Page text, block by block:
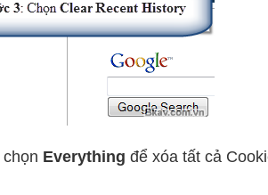
chọn Everything để xóa tất cả